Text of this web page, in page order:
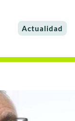
Actualidad